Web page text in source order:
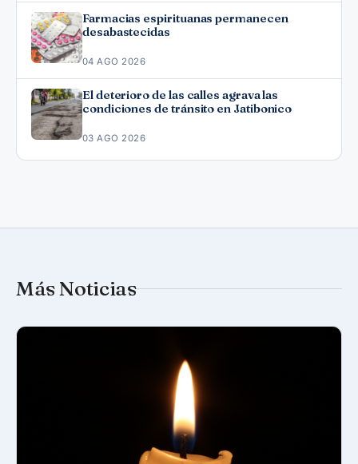
Farmacias espirituanas permanecen
desabastecidas
04 AGO 2026
El deterioro de las calles agrava las
condiciones de tránsito en Jatibonico
03 AGO 2026
Más Noticias